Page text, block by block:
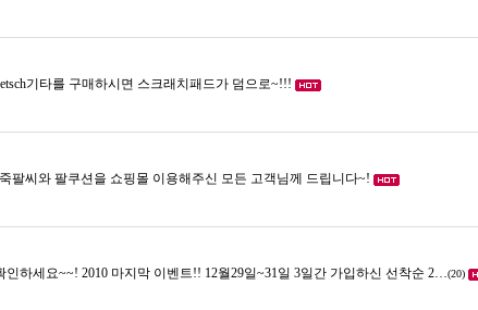
기타를 구매하시면 스크래치패드가 덤으로~!!!
팔씨와 팔쿠션을 쇼핑몰 이용해주신 모든 고객님께 드립니다~!
인하세요~~! 2010 마지막 이벤트!! 12월29일~31일 3일간 가입하신 선착순 2…(20)